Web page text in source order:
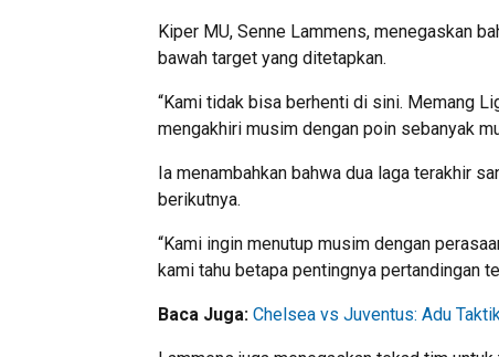
Kiper MU, Senne Lammens, menegaskan
bawah target yang ditetapkan.
“Kami tidak bisa berhenti di sini. Memang
mengakhiri musim dengan poin sebanyak
Ia menambahkan bahwa dua laga terakhir
berikutnya.
“Kami ingin menutup musim dengan
kami tahu betapa pentingnya pertandingan
Baca Juga: Chelsea vs Juventus: Adu